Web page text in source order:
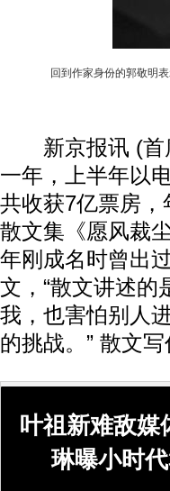
回到作家身份的郭敬明
新京报讯 (首
一年，上半年以
共收获7亿票房
散文集《愿风裁
年刚成名时曾出
文，“散文讲述的
我，也害怕别人
的挑战。” 散文
叶祖新难敌媒
琳曝小时